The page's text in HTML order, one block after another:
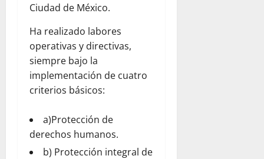
Ciudad de México.
Ha realizado labores
operativas y directivas,
siempre bajo la
implementación de cuatro
criterios básicos:
a)Protección de
derechos humanos.
b) Protección integral de